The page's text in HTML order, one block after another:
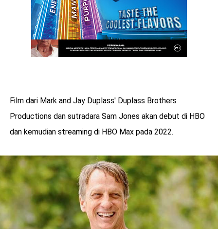
Film dari Mark and Jay Duplass' Duplass Brothers
Productions dan sutradara Sam Jones akan debut di HBO
dan kemudian streaming di HBO Max pada 2022.